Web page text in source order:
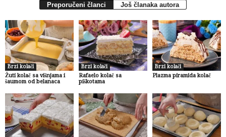
Preporučeni članci Još članaka autora
Brzi kolači
Žuti kolač sa višnjama i
šaumom od belanaca
Brzi kolači
Rafaelo kolač sa
piškotama
Brzi kolači
Plazma piramida kolač